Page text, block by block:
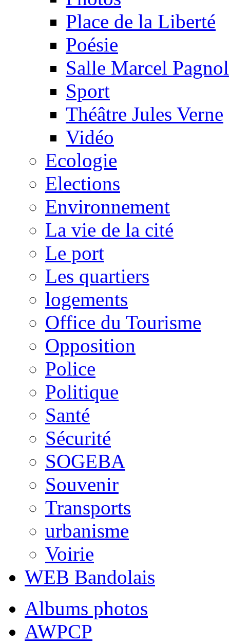
Place de la Liberté
Poésie
Salle Marcel Pagnol
Sport
Théâtre Jules Verne
Vidéo
Ecologie
Elections
Environnement
La vie de la cité
Le port
Les quartiers
logements
Office du Tourisme
Opposition
Police
Politique
Santé
Sécurité
SOGEBA
Souvenir
Transports
urbanisme
Voirie
WEB Bandolais
Albums photos
AWPCP